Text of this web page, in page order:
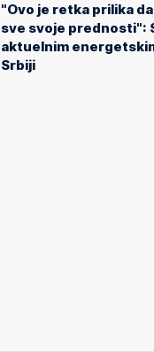
"Ovo je retka prilika
sve svoje prednosti":
aktuelnim
Srbiji